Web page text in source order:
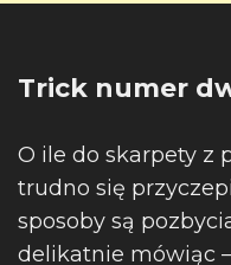
Trick numer
O ile do skarpety z
trudno się
sposoby są
delikatnie mówiąc